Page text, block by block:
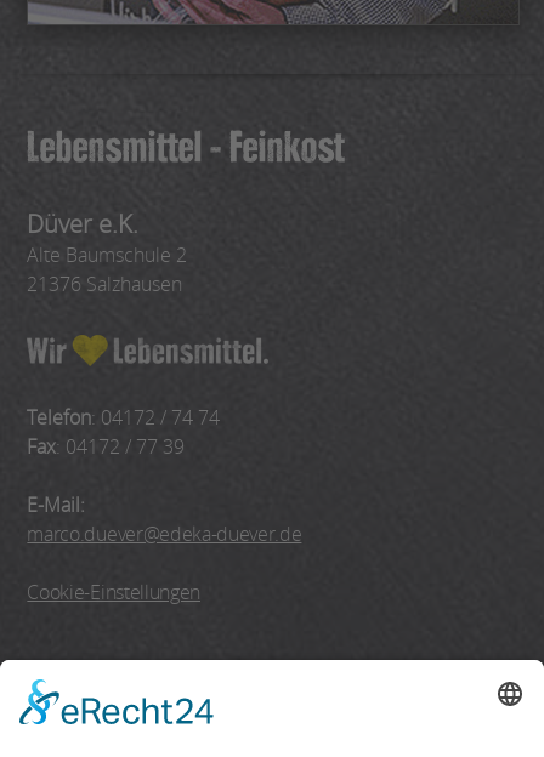
Düver e.K.
Alte Baumschule 2
21376 Salzhausen
Telefon: 04172 / 74 74
Fax: 04172 / 77 39
E-Mail:
marco.duever@edeka-duever.de
Cookie-Einstellungen